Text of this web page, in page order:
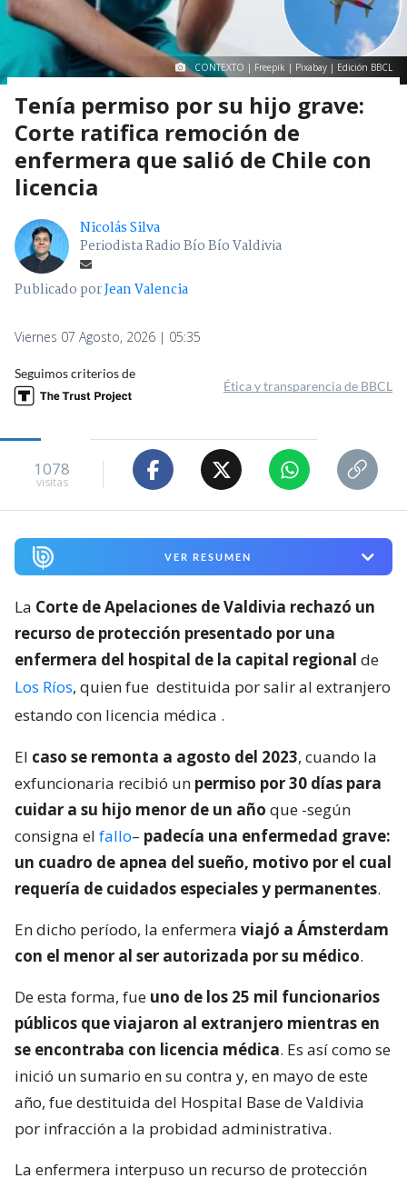
CONTEXTO | Freepik | Pixabay | Edición BBCL
Tenía permiso por su hijo grave:
Corte ratifica remoción de
enfermera que salió de Chile con
licencia
Nicolás Silva
Periodista Radio Bío Bío Valdivia
Publicado porJean Valencia
Viernes 07 Agosto, 2026 | 05:35
Seguimos criterios de
Ética y transparencia de BBCL
1078
visitas
VER RESUMEN
La Corte de Apelaciones de Valdivia rechazó un
recurso de protección presentado por una
enfermera del hospital de la capital regional de
Los Ríos, quien fue destituida por salir al extranjero
estando con licencia médica .
El caso se remonta a agosto del 2023, cuando la
exfuncionaria recibió un permiso por 30 días para
cuidar a su hijo menor de un año que -según
consigna el fallo– padecía una enfermedad grave:
un cuadro de apnea del sueño, motivo por el cual
requería de cuidados especiales y permanentes.
En dicho período, la enfermera viajó a Ámsterdam
con el menor al ser autorizada por su médico.
De esta forma, fue uno de los 25 mil funcionarios
públicos que viajaron al extranjero mientras en
se encontraba con licencia médica. Es así como se
inició un sumario en su contra y, en mayo de este
año, fue destituida del Hospital Base de Valdivia
por infracción a la probidad administrativa.
La enfermera interpuso un recurso de protección